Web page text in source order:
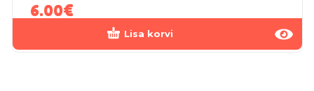
6.00€
Lisa korvi